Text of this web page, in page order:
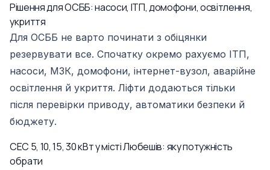
Рішення для ОСББ: насоси, ІТП, домофони, освітлення,
укриття
Для ОСББ не варто починати з обіцянки
резервувати все. Спочатку окремо рахуємо ІТП,
насоси, МЗК, домофони, інтернет-вузол, аварійне
освітлення й укриття. Ліфти додаються тільки
після перевірки приводу, автоматики безпеки й
бюджету.
СЕС 5, 10, 15, 30 кВт у місті Любешів: яку потужність
обрати